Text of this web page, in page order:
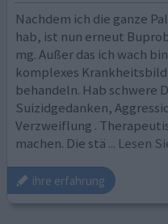
Nachdem ich die ganze
hab, ist nun erneut
mg. Außer das ich wach
komplexes
behandeln. Hab schwere
Suizidgedanken,
Verzweiflung .
machen. Die stä ... Lesen
ihre erfahrung